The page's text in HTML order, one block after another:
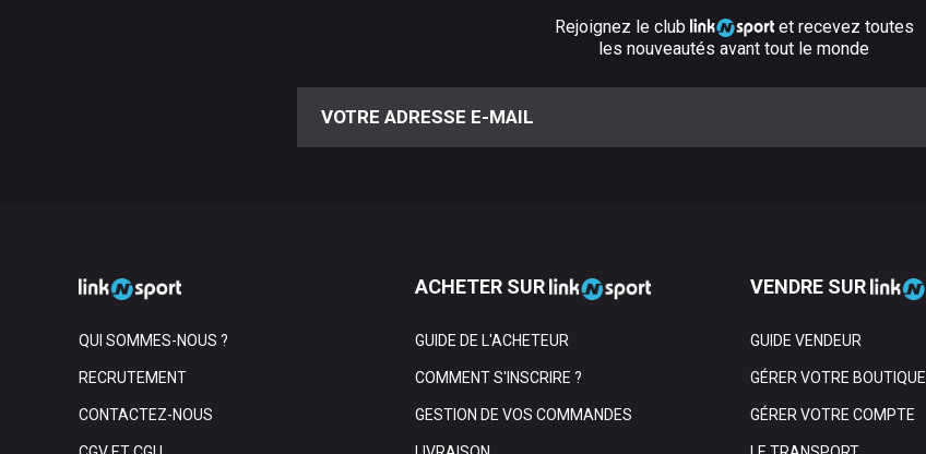
Rejoignez le club
et recevez toutes
les nouveautés avant tout le monde
QUI SOMMES-NOUS ?
RECRUTEMENT
CONTACTEZ-NOUS
ACHETER SUR
GUIDE DE L'ACHETEUR
COMMENT S'INSCRIRE ?
GESTION DE VOS COMMANDES
VENDRE SUR
GUIDE VENDEUR
GÉRER VOTRE BOUTIQUE
GÉRER VOTRE COMPTE